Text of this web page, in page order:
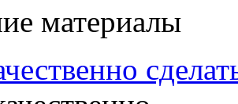
материалы